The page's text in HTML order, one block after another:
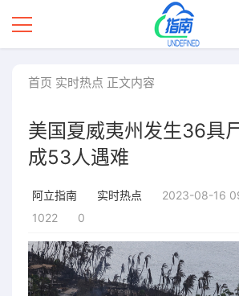
首页 实时热点 正文内容
美国夏威夷州发生36具
成53人遇难
阿立指南 实时热点
2023-08-16
1022
0